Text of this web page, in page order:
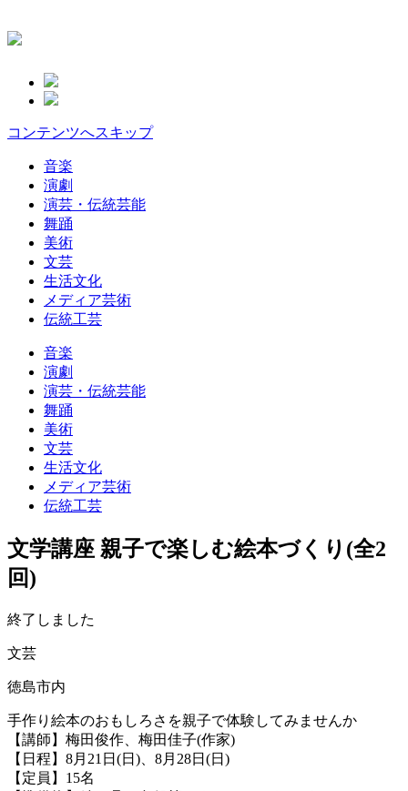
コンテンツへスキップ
音楽
演劇
演芸・伝統芸能
舞踊
美術
文芸
生活文化
メディア芸術
伝統工芸
音楽
演劇
演芸・伝統芸能
舞踊
美術
文芸
生活文化
メディア芸術
伝統工芸
文学講座 親子で楽しむ絵本づくり(全2
回)
終了しました
文芸
徳島市内
手作り絵本のおもしろさを親子で体験してみませんか
【講師】梅田俊作、梅田佳子(作家)
【日程】8月21日(日)、8月28日(日)
【定員】15名